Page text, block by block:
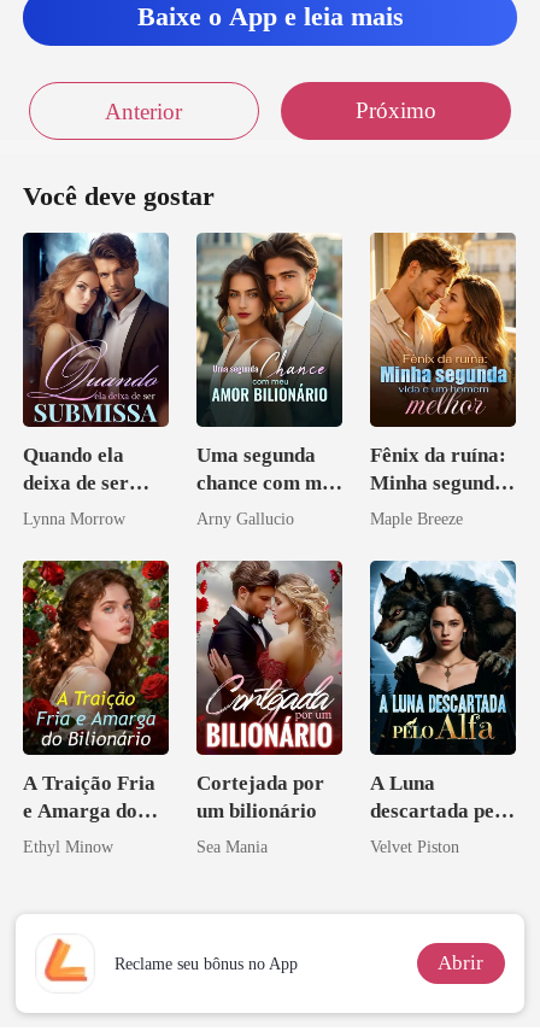
Baixe o App e leia mais
Anterior Próximo
Você deve gostar
Quando ela
deixa de ser
submissa
Lynna Morrow
Uma segunda
chance com meu
amor bilionário
Arny Gallucio
Fênix da ruína:
Minha segunda
vida e um
Maple Breeze
A Traição Fria
e Amarga do
Bilionário
Ethyl Minow
Cortejada por
um bilionário
Sea Mania
A Luna
descartada pelo
Alfa
Velvet Piston
Reclame seu bônus no App Abrir